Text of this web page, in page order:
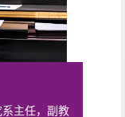
主任，副教